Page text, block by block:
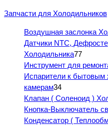
Запчасти для Холодильников
Воздушная заслонка
Датчики NTC,
Холодильника77
Инструмент для
Испарители к бытовым
камерам34
Клапан ( Соленоид )
Кнопка-Выключатель
Конденсатор (